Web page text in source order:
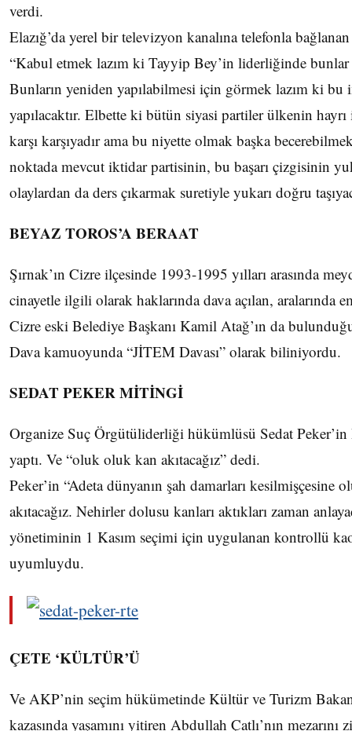
verdi.
Elazığ’da yerel bir televizyon kanalına telefonla
“Kabul etmek lazım ki Tayyip Bey’in liderliğinde bunlar
Bunların yeniden yapılabilmesi için görmek lazım ki bu
yapılacaktır. Elbette ki bütün siyasi partiler ülkenin
karşı karşıyadır ama bu niyette olmak başka
noktada mevcut iktidar partisinin, bu başarı çizgisinin
olaylardan da ders çıkarmak suretiyle yukarı doğru
BEYAZ TOROS’A BERAAT
Şırnak’ın Cizre ilçesinde 1993-1995 yılları arasında
cinayetle ilgili olarak haklarında dava açılan, aralarında
Cizre eski Belediye Başkanı Kamil Atağ’ın da
Dava kamuoyunda “JİTEM Davası” olarak biliniyordu.
SEDAT PEKER MİTİNGİ
Organize Suç Örgütüliderliği hükümlüsü Sedat Peker’in
yaptı. Ve “oluk oluk kan akıtacağız” dedi.
Peker’in “Adeta dünyanın şah damarları kesilmişçesine
akıtacağız. Nehirler dolusu kanları aktıkları zaman
yönetiminin 1 Kasım seçimi için uygulanan kontrollü
uyumluydu.
ÇETE ‘KÜLTÜR’Ü
Ve AKP’nin seçim hükümetinde Kültür ve Turizm
kazasında yaşamını yitiren Abdullah Çatlı’nın mezarını